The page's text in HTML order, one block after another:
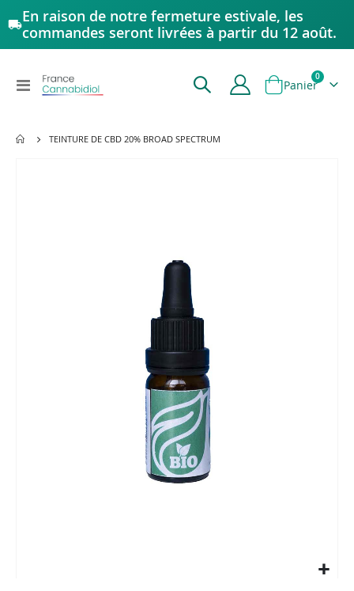
En raison de notre fermeture estivale, les
commandes seront livrées à partir du 12 août.
Affichage
navigation
Panier
0articles
TEINTURE DE CBD 20% BROAD SPECTRUM